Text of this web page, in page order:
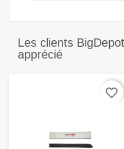
Les clients
apprécié
favorite_border